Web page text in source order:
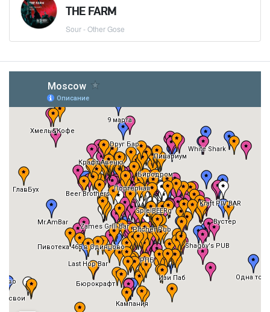
THE FARM
Sour - Other Gose